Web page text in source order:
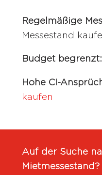
Regelmäßige
Messestand
Budget begrenzt:
Hohe CI-
kaufen
Auf der Suche
Mietmessestand?